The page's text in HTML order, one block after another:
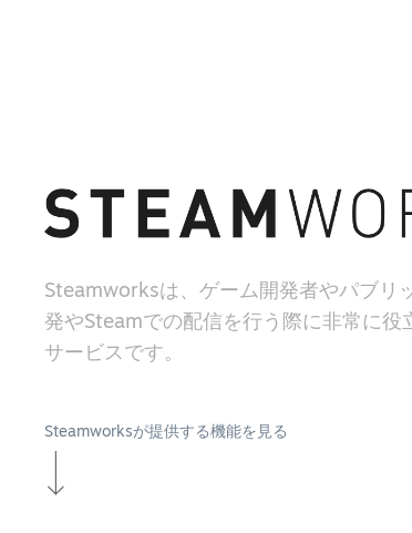
Steamworksは、ゲーム開発者やパブリ
発やSteamでの配信を行う際に非常に役
サービスです。
Steamworksが提供する機能を見る